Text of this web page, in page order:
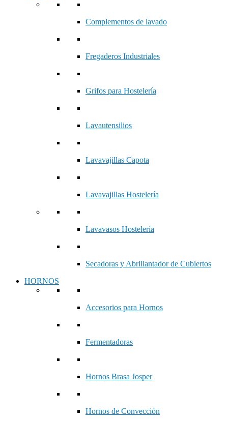
Complementos de lavado
Fregaderos Industriales
Grifos para Hostelería
Lavautensilios
Lavavajillas Capota
Lavavajillas Hostelería
Lavavasos Hostelería
Secadoras y Abrillantador de Cubiertos
HORNOS
Accesorios para Hornos
Fermentadoras
Hornos Brasa Josper
Hornos de Convección